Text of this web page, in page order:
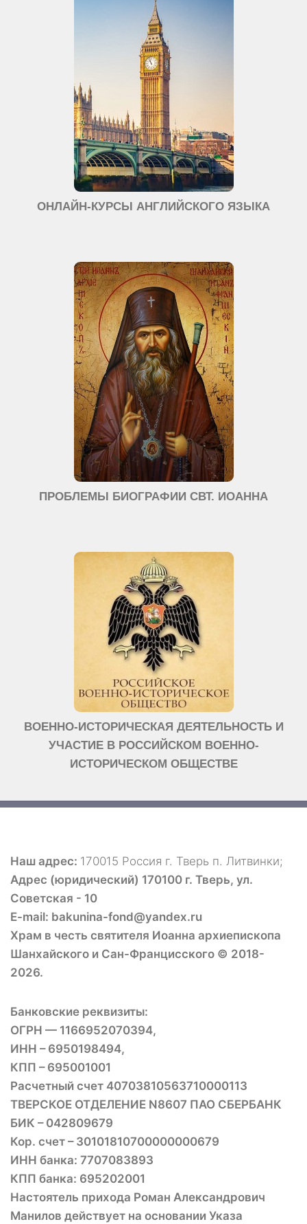
ОНЛАЙН-КУРСЫ АНГЛИЙСКОГО ЯЗЫКА
ПРОБЛЕМЫ БИОГРАФИИ СВТ. ИОАННА
ВОЕННО-ИСТОРИЧЕСКАЯ ДЕЯТЕЛЬНОСТЬ И
УЧАСТИЕ В РОССИЙСКОМ ВОЕННО-
ИСТОРИЧЕСКОМ ОБЩЕСТВЕ
Наш адрес: 170015 Россия г. Тверь п. Литвинки;
Адрес (юридический) 170100 г. Тверь, ул.
Советская - 10
E-mail: bakunina-fond@yandex.ru
Храм в честь святителя Иоанна архиепископа
Шанхайского и Сан-Францисского © 2018-
2026.
Банковские реквизиты:
ОГРН — 1166952070394,
ИНН – 6950198494,
КПП – 695001001
Расчетный счет 40703810563710000113
ТВЕРСКОЕ ОТДЕЛЕНИЕ N8607 ПАО СБЕРБАНК
БИК – 042809679
Кор. счет – 30101810700000000679
ИНН банка: 7707083893
КПП банка: 695202001
Настоятель прихода Роман Александрович
Манилов действует на основании Указа